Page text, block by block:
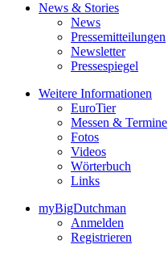
News & Stories
News
Pressemitteilungen
Newsletter
Pressespiegel
Weitere Informationen
EuroTier
Messen & Termine
Fotos
Videos
Wörterbuch
Links
myBigDutchman
Anmelden
Registrieren